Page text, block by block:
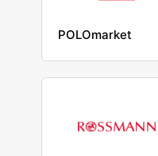
POLOmarket